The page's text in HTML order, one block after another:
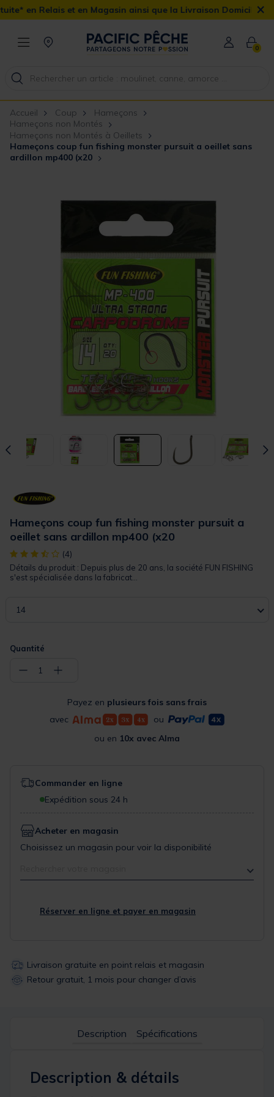
en Magasin ainsi que la Livraison Domicile offerte dès 90€×
0
Accueil Coup
Hameçons
Hameçons non Montés
Hameçons non Montés à Oeillets
Hameçons coup fun fishing monster pursuit a oeillet sans
ardillon mp400 (x20
Hameçons coup fun fishing monster pursuit a
oeillet sans ardillon mp400 (x20
[object Object] out of 5 Customer Rating
(4)
Détails du produit : Depuis plus de 20 ans, la société FUN FISHING
s'est spécialisée dans la fabricat...
14
Quantité
− 1 +
Payez en plusieurs fois sans frais
avec
ou
ou en 10x avec Alma
Commander en ligne
Expédition sous 24 h
Acheter en magasin
Choisissez un magasin pour voir la disponibilité
Réserver en ligne et payer en magasin
Livraison gratuite en point relais et magasin
Retour gratuit, 1 mois pour changer d’avis
Description Spécifications
Description & détails